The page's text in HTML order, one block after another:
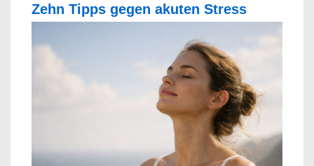
Zehn Tipps gegen akuten Stress